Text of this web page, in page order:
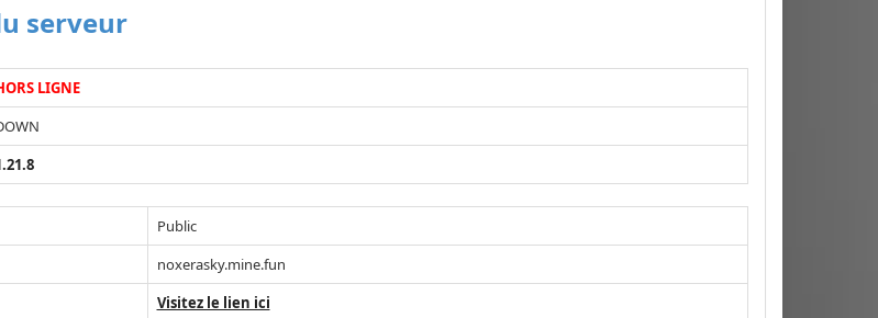
serveur
LIGNE
Public
noxerasky.mine.fun
Visitez le lien ici